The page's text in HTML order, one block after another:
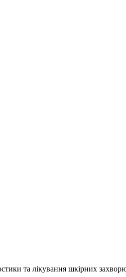
та лікування шкірних